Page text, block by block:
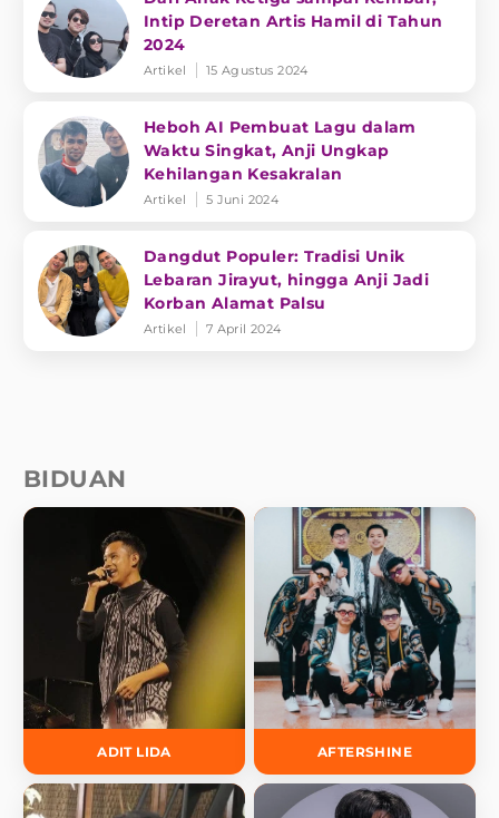
Intip Deretan Artis Hamil di Tahun
2024
Artikel 15 Agustus 2024
Heboh AI Pembuat Lagu dalam
Waktu Singkat, Anji Ungkap
Kehilangan Kesakralan
Artikel 5 Juni 2024
Dangdut Populer: Tradisi Unik
Lebaran Jirayut, hingga Anji Jadi
Korban Alamat Palsu
Artikel 7 April 2024
BIDUAN
ADIT LIDA AFTERSHINE